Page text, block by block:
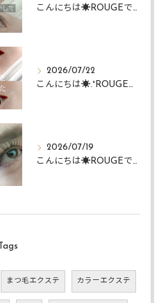
こんにちは☀️ROUGEですᴗ ᴗ͈
2026/07/22
こんにちは☀️.°ROUGEですᴗ ᴗ͈
2026/07/19
こんにちは☀️ROUGEですᴗ ᴗ͈
Tags
まつ毛エクステ カラーエクステ